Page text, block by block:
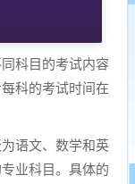
科目的考试内容
科的考试时间在
语文、数学和英
业科目。具体的